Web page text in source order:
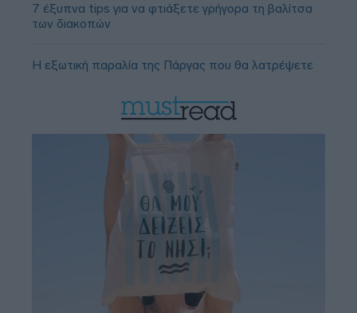
7 έξυπνα tips για να φτιάξετε γρήγορα τη βαλίτσα
των διακοπών
Η εξωτική παραλία της Πάργας που θα λατρέψετε